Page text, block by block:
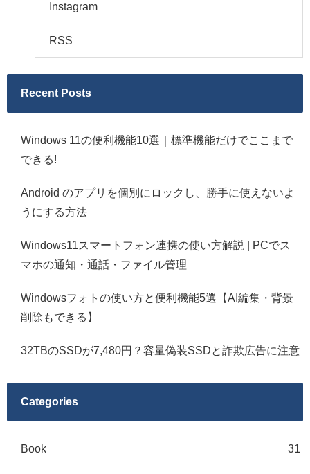
Instagram
RSS
Recent Posts
Windows 11の便利機能10選｜標準機能だけでここまで
できる!
Android のアプリを個別にロックし、勝手に使えないよ
うにする方法
Windows11スマートフォン連携の使い方解説 | PCでス
マホの通知・通話・ファイル管理
Windowsフォトの使い方と便利機能5選【AI編集・背景
削除もできる】
32TBのSSDが7,480円？容量偽装SSDと詐欺広告に注意
Categories
Book 31